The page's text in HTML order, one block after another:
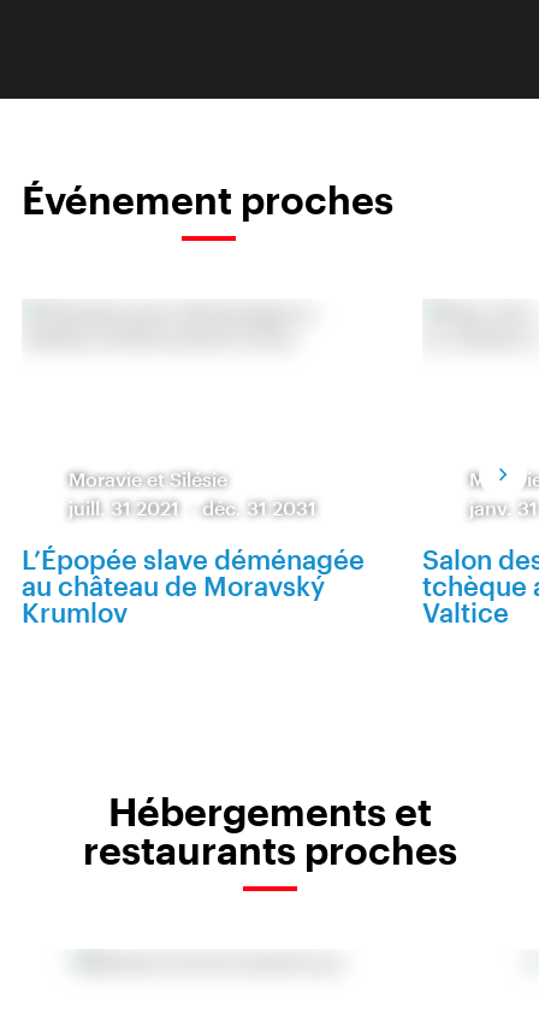
Événement proches
Moravie et Silésie
juill. 31 2021
-déc. 31 2031
L’Épopée slave déménagée
au château de Moravský
Krumlov
janv.
Salon
tchèque
Valtice
Hébergements et
restaurants proches